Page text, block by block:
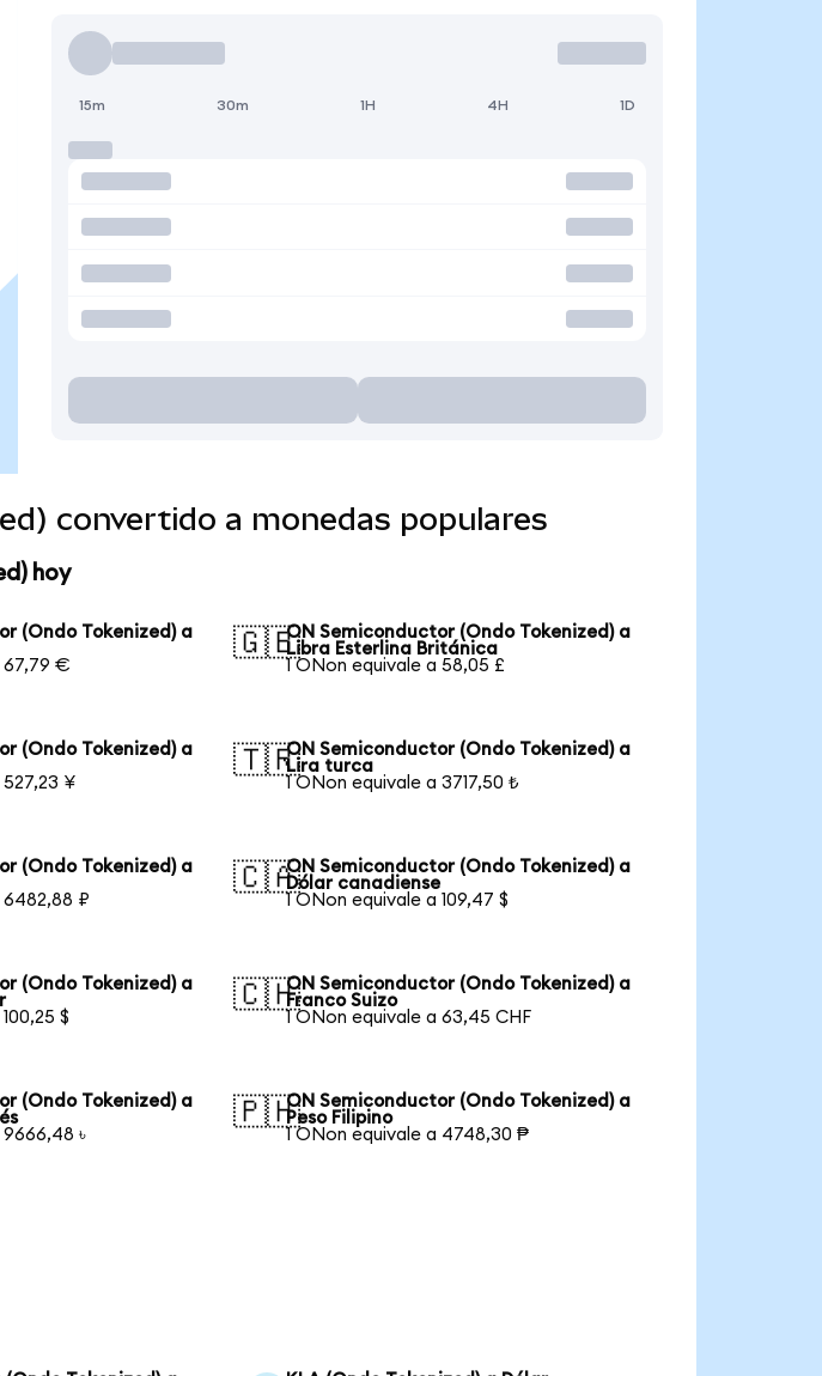
15m 30m 1H 4H 1D
convertido a monedas populares
hoy
(Ondo Tokenized) a
67,79 €
🇬🇧ON Semiconductor (Ondo Tokenized) a
Libra Esterlina Británica
1 ONon equivale a 58,05 £
(Ondo Tokenized) a
527,23 ¥
🇹🇷ON Semiconductor (Ondo Tokenized) a
Lira turca
1 ONon equivale a 3717,50 ₺
(Ondo Tokenized) a
6482,88 ₽
🇨🇦ON Semiconductor (Ondo Tokenized) a
Dólar canadiense
1 ONon equivale a 109,47 $
(Ondo Tokenized) a
$
🇨🇭ON Semiconductor (Ondo Tokenized) a
Franco Suizo
1 ONon equivale a 63,45 CHF
(Ondo Tokenized) a
9666,48 ৳
🇵🇭ON Semiconductor (Ondo Tokenized) a
Peso Filipino
1 ONon equivale a 4748,30 ₱